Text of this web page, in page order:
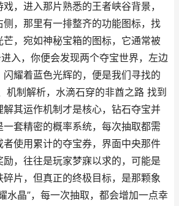
，进入那片熟悉的王者峡谷背景，
，那里有一排整齐的功能图标，找
芒，宛如神秘宝箱的图标，它通常被
入，你便会发现两个夺宝世界，左边
耀着蓝色光辉的，便是我们寻找的
机制解析，水滴石穿的非酋之路 找到
解其运作机制才是核心，钻石夺宝并
套精密的概率系统，每次抽取都需
使用累计的夺宝券，界面中央那件
，往往是玩家梦寐以求的，可能是
片，但真正的终极目标，是那颗象
水晶”，每一次抽取，都会增加一点幸